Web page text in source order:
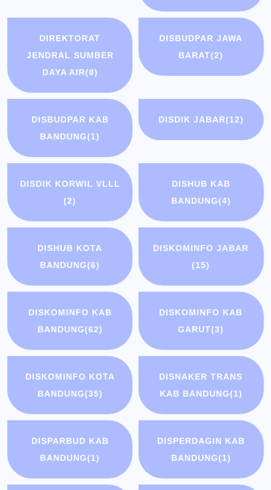
DIREKTORAT
JENDRAL SUMBER
DAYA AIR(8)
DISBUDPAR JAWA
BARAT(2)
DISBUDPAR KAB
BANDUNG(1)
DISDIK JABAR(12)
DISDIK KORWIL VLLL
(2)
DISHUB KAB
BANDUNG(4)
DISHUB KOTA
BANDUNG(6)
DISKOMINFO JABAR
(15)
DISKOMINFO KAB
BANDUNG(62)
DISKOMINFO KAB
GARUT(3)
DISKOMINFO KOTA
BANDUNG(35)
DISNAKER TRANS
KAB BANDUNG(1)
DISPARBUD KAB
BANDUNG(1)
DISPERDAGIN KAB
BANDUNG(1)